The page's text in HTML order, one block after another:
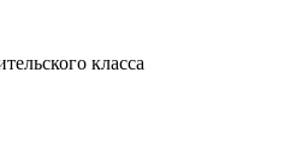
класса